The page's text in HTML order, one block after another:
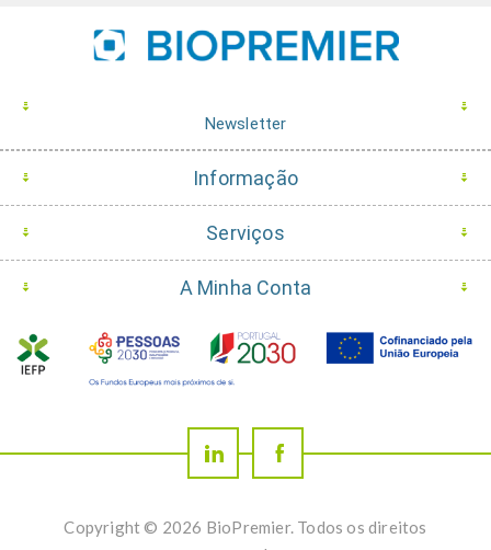
Newsletter
Informação
Serviços
A Minha Conta
Copyright © 2026 BioPremier. Todos os direitos